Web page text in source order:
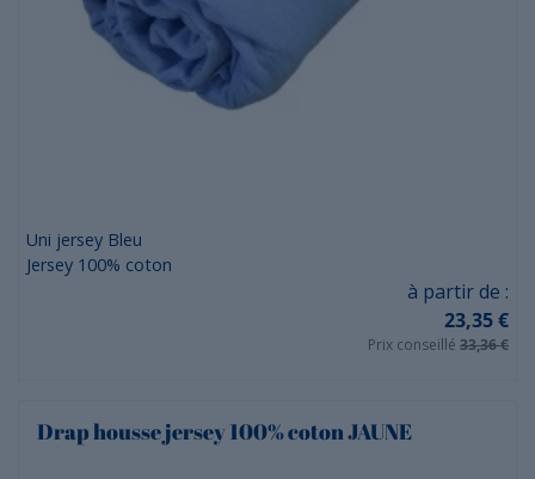
Uni jersey Bleu
Jersey 100% coton
à partir de :
23,35 €
Prix conseillé 33,36 €
Drap housse jersey 100% coton JAUNE